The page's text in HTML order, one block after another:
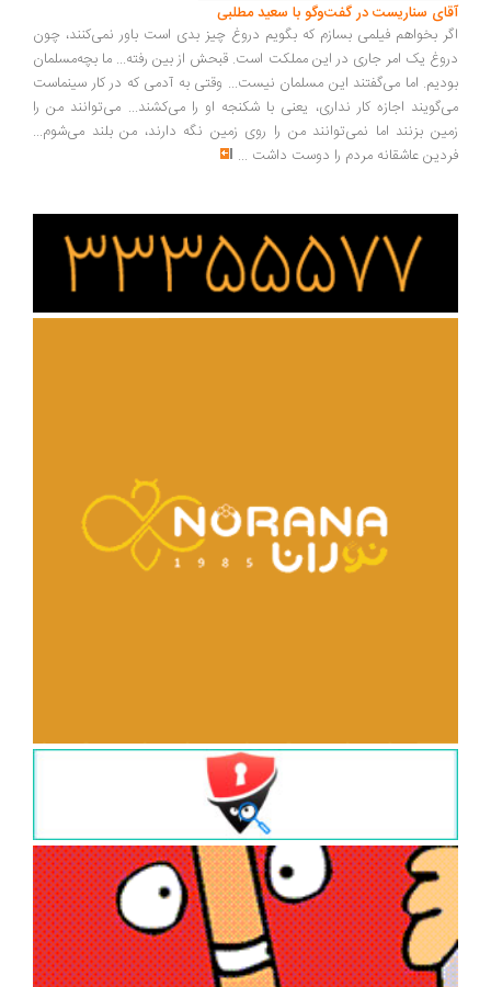
آقای سناریست در گفت‌وگو با سعید مطلبی
اگر بخواهم فیلمی بسازم که بگویم دروغ چیز بدی است باور نمی‌کنند، چون
دروغ یک امر جاری در این مملکت است. قبحش از بین رفته... ما بچه‌مسلمان
بودیم. اما می‌گفتند این مسلمان نیست... وقتی به آدمی که در کار سینماست
می‌گویند اجازه کار نداری، یعنی با شکنجه او را می‌کشند... می‌توانند من را
زمین بزنند اما نمی‌توانند من را روی زمین نگه دارند، من بلند می‌شوم...
فردین عاشقانه مردم را دوست داشت ...